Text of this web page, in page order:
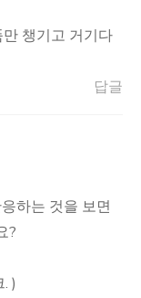
챙기고 거기다
답글
하는 것을 보면
?
)